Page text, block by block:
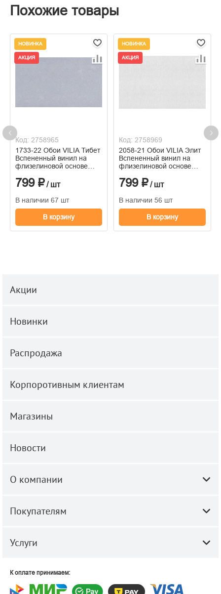
Похожие товары
НОВИНКА
АКЦИЯ
Код: 2758965
1733-22 Обои VILIA Тибет
Вспененный винил на
флизелиновой основе
799 ₽/ шт
В наличии 67 шт
В корзину
НОВИНКА
АКЦИЯ
Код: 2758969
2058-21 Обои VILIA Элит
Вспененный винил на
флизелиновой основе
799 ₽/ шт
В наличии 56 шт
В корзину
Акции
Новинки
Распродажа
Корпоротивным клиентам
Магазины
Новости
О компании
Покупателям
Услуги
К оплате принимаем: